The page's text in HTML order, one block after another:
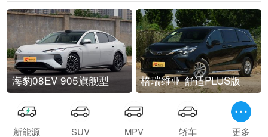
海豹08EV 905旗舰型 格瑞维亚 舒适PLUS版
新能源 SUV MPV 轿车 更多